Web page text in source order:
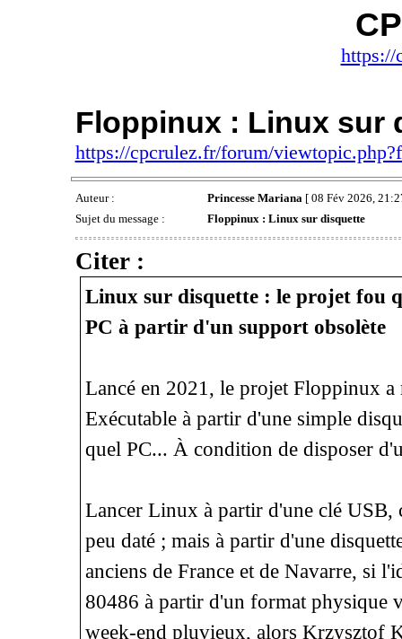
https://
Floppinux : Linux sur
https://cpcrulez.fr/forum/
Auteur : Princesse Mariana[ 08 Fév 2026,
Sujet du message :
Floppinux : Linux sur disquette
Citer :
Linux sur disquette : le projet fou
PC à partir d'un support obsolète
Lancé en 2021, le projet Floppinux a
Exécutable à partir d'une simple
quel PC... À condition de disposer
Lancer Linux à partir d'une clé USB,
peu daté ; mais à partir d'une
anciens de France et de Navarre, si
80486 à partir d'un format physique
week-end pluvieux, alors Krzysztof